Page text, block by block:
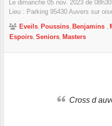
Le dimanche 05 nov. 2023 de
Lieu : Parking 95430 Auvers sur
Eveils Poussins Benjamins
Espoirs Seniors Masters
Cross d